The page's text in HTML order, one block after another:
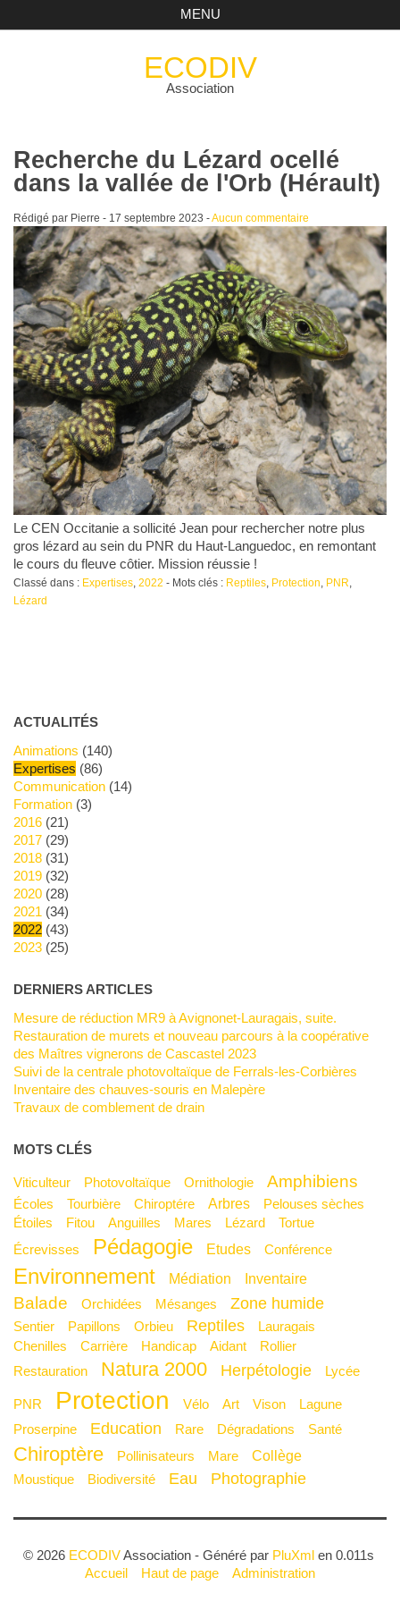
ECODIV
Association
MENU
Recherche du Lézard ocellé
dans la vallée de l'Orb (Hérault)
Rédigé par Pierre - 17 septembre 2023 -Aucun commentaire
Le CEN Occitanie a sollicité Jean pour rechercher notre plus
gros lézard au sein du PNR du Haut-Languedoc, en remontant
le cours du fleuve côtier. Mission réussie !
Classé dans : Expertises, 2022 - Mots clés : Reptiles, Protection, PNR,
Lézard
ACTUALITÉS
Animations (140)
Expertises (86)
Communication(14)
Formation(3)
2016(21)
2017(29)
2018(31)
2019(32)
2020(28)
2021 (34)
2022(43)
2023(25)
DERNIERS ARTICLES
Mesure de réduction MR9 à Avignonet-Lauragais, suite.
Restauration de murets et nouveau parcours à la coopérative
des Maîtres vignerons de Cascastel 2023
Suivi de la centrale photovoltaïque de Ferrals-les-Corbières
Inventaire des chauves-souris en Malepère
Travaux de comblement de drain
MOTS CLÉS
Viticulteur Photovoltaïque Ornithologie Amphibiens
Écoles Tourbière Chiroptére Arbres
Pelouses sèches
Étoiles
Fitou Anguilles Mares Lézard
Tortue
Écrevisses
Pédagogie Etudes Conférence
Environnement Médiation Inventaire
Balade Orchidées Mésanges Zone humide
Sentier Papillons Orbieu Reptiles
Lauragais
Chenilles
Carrière Handicap Aidant
Rollier
Restauration
Natura 2000 Herpétologie Lycée
PNR Protection Vélo Art Vison
Lagune
Proserpine
Education Rare Dégradations Santé
Chiroptère Pollinisateurs mare Collège
Moustique Biodiversité Eau Photographie
© 2026 ECODIVAssociation - Généré par PluXmlen 0.011s
Accueil
Haut de page Administration